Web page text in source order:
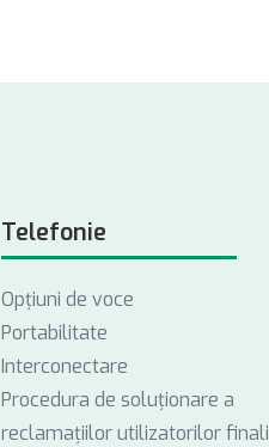
Telefonie
Opţiuni de voce
Portabilitate
Interconectare
Procedura de soluționare a
reclamațiilor utilizatorilor finali